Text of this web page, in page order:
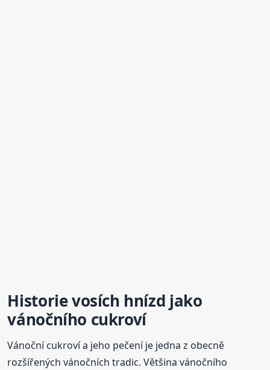
Historie vosích hnízd jako
vánočního cukroví
Vánoční cukroví a jeho pečení je jedna z obecně
rozšířených vánočních tradic. Většina vánočního